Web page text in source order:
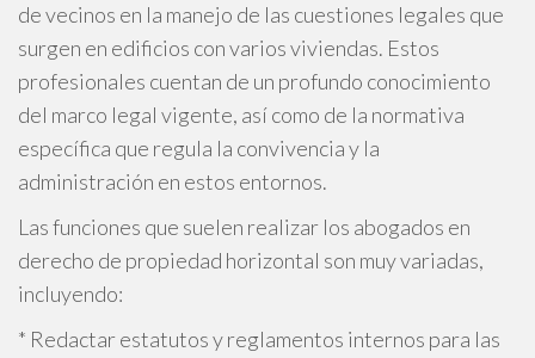
de vecinos en la manejo de las cuestiones legales que
surgen en edificios con varios viviendas. Estos
profesionales cuentan de un profundo conocimiento
del marco legal vigente, así como de la normativa
específica que regula la convivencia y la
administración en estos entornos.
Las funciones que suelen realizar los abogados en
derecho de propiedad horizontal son muy variadas,
incluyendo:
* Redactar estatutos y reglamentos internos para las